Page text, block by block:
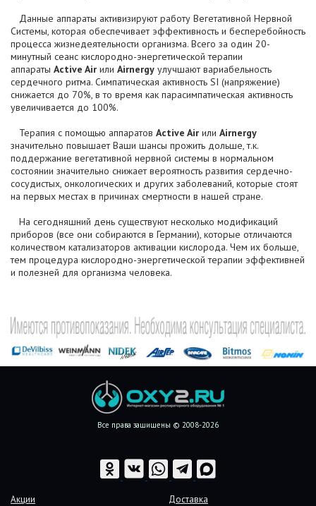
Данные аппараты активизируют работу Вегетативной Нервной
Системы, которая обеспечивает эффективность и бесперебойность
процесса жизнедеятельности организма. Всего за один 20-
минутный сеанс кислородно-энергетической терапии
аппараты Active Air или Airnergy улучшают вариабельность
сердечного ритма. Симпатическая активность SI (напряжение)
снижается до 70%, в то время как парасимпатическая активность
увеличивается до 100%.
Терапия с помощью аппаратов Active Air или Airnergy
значительно повышает Ваши шансы прожить дольше, т.к.
поддержание вегетативной нервной системы в нормальном
состоянии значительно снижает вероятность развития сердечно-
сосудистых, онкологических и других заболеваний, которые стоят
на первых местах в причинах смертности в нашей стране.
На сегодняшний день существуют несколько модификаций
приборов (все они собираются в Германии), которые отличаются
количеством катализаторов активации кислорода. Чем их больше,
тем процедура кислородно-энергетической терапии эффективней
и полезней для организма человека.
Все права защищены © 2008-2026
Акции
Доставка